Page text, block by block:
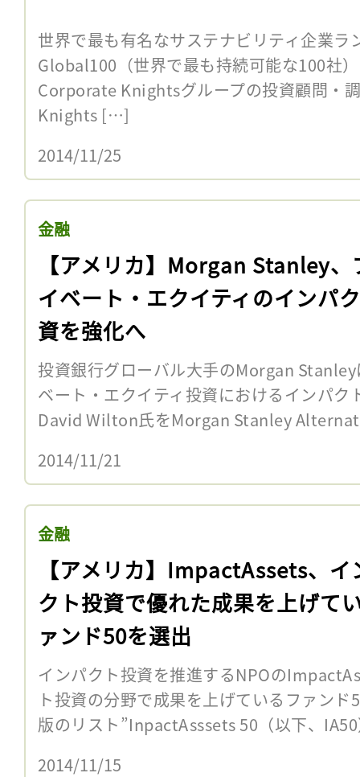
世界で最も有名なサステナビリティ企業ラ
Global100（世界で最も持続可能な100社
Corporate Knightsグループの投資顧問・
Knights […]
2014/11/25
金融
【アメリカ】Morgan Stanley、
イベート・エクイティのインパ
資を強化へ
投資銀行グローバル大手のMorgan
ベート・エクイティ投資におけるインパク
David Wilton氏をMorgan Stanley
2014/11/21
金融
【アメリカ】ImpactAssets、イ
クト投資で優れた成果を上げて
ァンド50を選出
インパクト投資を推進するNPOの
ト投資の分野で成果を上げているファン
版のリスト”InpactAsssets 50（以下、
2014/11/15